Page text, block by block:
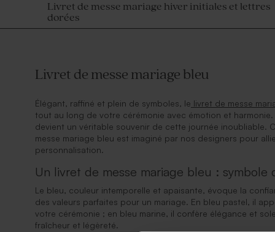
Livret de messe mariage hiver initiales et lettres
dorées
Livret de messe mariage bleu
Élégant, raffiné et plein de symboles, le livret de messe
tout au long de votre cérémonie avec émotion et harmonie.
devient un véritable souvenir de cette journée inoubliable.
messe mariage bleu est imaginé par nos designers pour
personnalisation.
Un livret de messe mariage bleu :
Le bleu, couleur intemporelle et apaisante, évoque la
des valeurs parfaites pour un mariage. En bleu pastel, il
votre cérémonie ; en bleu marine, il confère élégance et
fraîcheur et légèreté.